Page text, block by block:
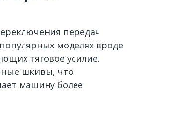
передач
моделях вроде
тяговое усилие.
шкивы, что
машину более